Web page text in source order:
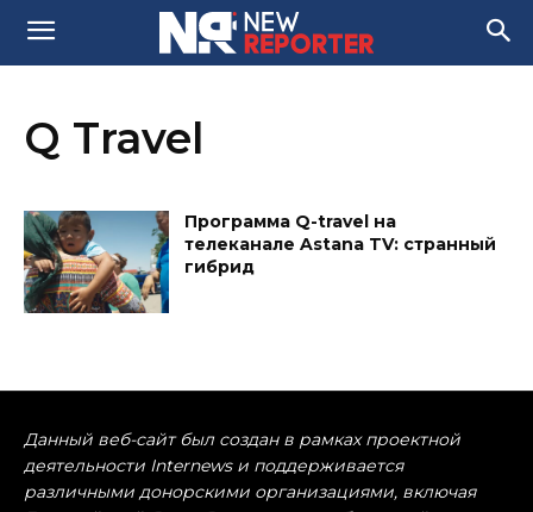
Q Travel
Программа Q-travel на
телеканале Astana TV: странный
гибрид
Данный веб-сайт был создан в рамках проектной
деятельности Internews и поддерживается
различными донорскими организациями, включая